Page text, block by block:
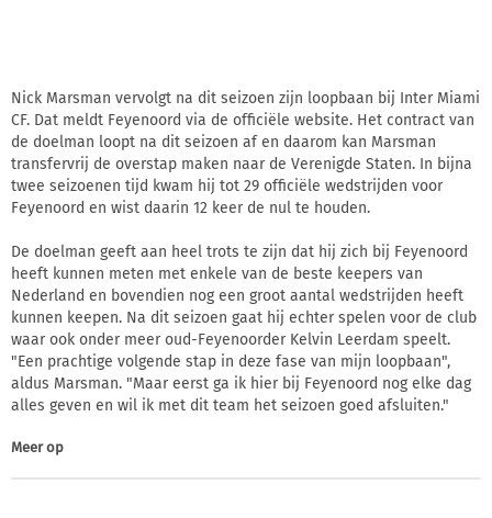
Nick Marsman vervolgt na dit seizoen zijn loopbaan bij Inter Miami
CF. Dat meldt Feyenoord via de officiële website. Het contract van
de doelman loopt na dit seizoen af en daarom kan Marsman
transfervrij de overstap maken naar de Verenigde Staten. In bijna
twee seizoenen tijd kwam hij tot 29 officiële wedstrijden voor
Feyenoord en wist daarin 12 keer de nul te houden.
De doelman geeft aan heel trots te zijn dat hij zich bij Feyenoord
heeft kunnen meten met enkele van de beste keepers van
Nederland en bovendien nog een groot aantal wedstrijden heeft
kunnen keepen. Na dit seizoen gaat hij echter spelen voor de club
waar ook onder meer oud-Feyenoorder Kelvin Leerdam speelt.
"Een prachtige volgende stap in deze fase van mijn loopbaan",
aldus Marsman. "Maar eerst ga ik hier bij Feyenoord nog elke dag
alles geven en wil ik met dit team het seizoen goed afsluiten."
Meer op